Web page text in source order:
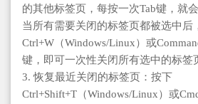
的其他标签页，每按一次Tab键，就
当所有需要关闭的标签页都被选中后
Ctrl+W（Windows/Linux）或
键，即可一次性关闭所有选中的标签
3. 恢复最近关闭的标签页：按下
Ctrl+Shift+T（Windows/Linux）或